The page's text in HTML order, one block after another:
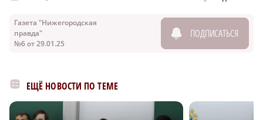
Газета "Нижегородская
правда"
№6 от 29.01.25
ПОДПИСАТЬСЯ
ЕЩЁ НОВОСТИ ПО ТЕМЕ